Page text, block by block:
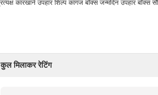
कुल मिलाकर रेटिंग